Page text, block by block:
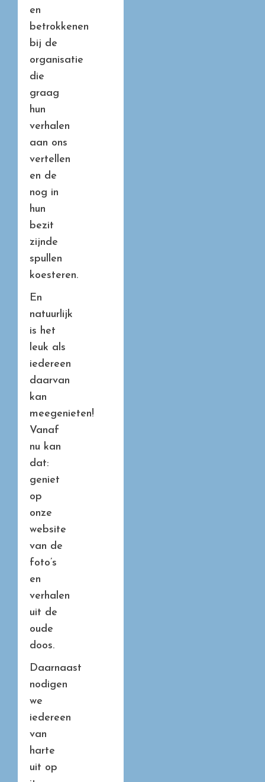
en
betrokkenen
bij de
organisatie
die
graag
hun
verhalen
aan ons
vertellen
en de
nog in
hun
bezit
zijnde
spullen
koesteren.
En
natuurlijk
is het
leuk als
iedereen
daarvan
kan
meegenieten!
Vanaf
nu kan
dat:
geniet
op
onze
website
van de
foto’s
en
verhalen
uit de
oude
doos.
Daarnaast
nodigen
we
iedereen
van
harte
uit op